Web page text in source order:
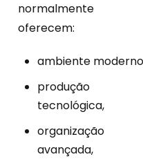
normalmente
oferecem:
ambiente
produção
tecnológica,
organização
avançada,